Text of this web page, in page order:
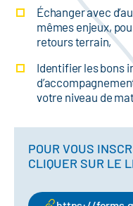
Échanger avec
mêmes enjeux,
retours terrain,
Identifier les bons
votre niveau de
POUR VOUS
CLIQUER SUR LE